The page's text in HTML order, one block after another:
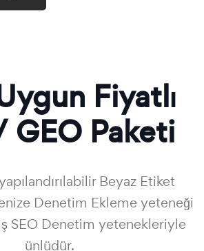
Fiyatlı
GEO Paketi
Beyaz Etiket
Denetim Ekleme yeteneği
SEO Denetim yetenekleriyle
ünlüdür.